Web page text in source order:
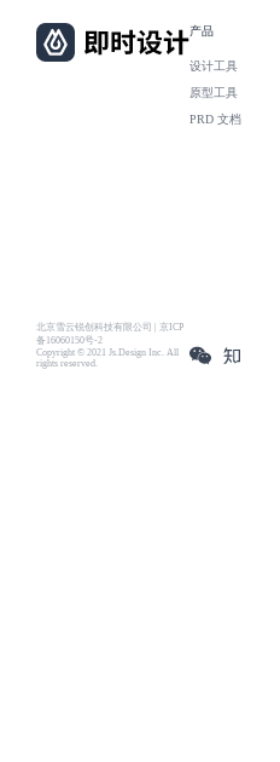
北京雪云锐创科技有限公司 | 京ICP
备16060150号-2
Copyright © 2021 Js.Design Inc. All
rights reserved.
产品
设计工具
原型工具
PRD 文档